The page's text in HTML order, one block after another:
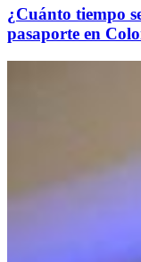
¿Cuánto tiempo
pasaporte en